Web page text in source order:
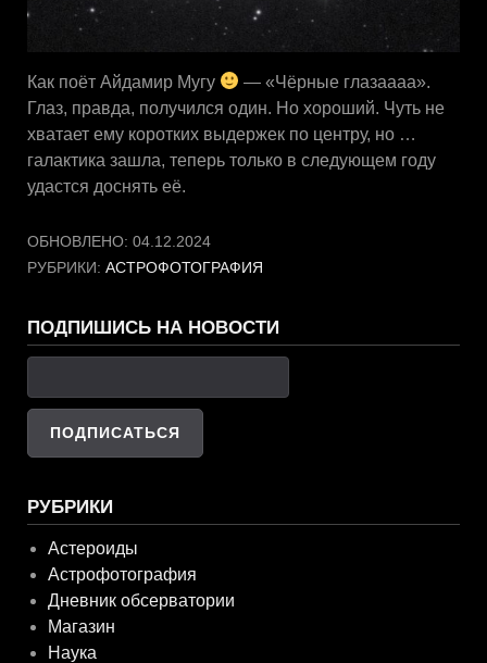
Как поёт Айдамир Мугу
— «Чёрные глазаааа».
Глаз, правда, получился один. Но хороший. Чуть не
хватает ему коротких выдержек по центру, но …
галактика зашла, теперь только в следующем году
удастся доснять её.
ОБНОВЛЕНО: 04.12.2024
РУБРИКИ: АСТРОФОТОГРАФИЯ
ПОДПИШИСЬ НА НОВОСТИ
РУБРИКИ
Астероиды
Астрофотография
Дневник обсерватории
Магазин
Наука